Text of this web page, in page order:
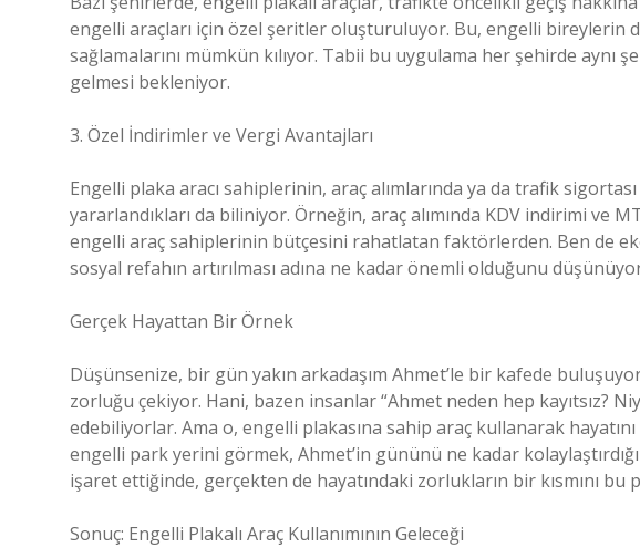
engelli araçları için özel şeritler oluşturuluyor. Bu, engelli bireylerin
sağlamalarını mümkün kılıyor. Tabii bu uygulama her şehirde aynı
gelmesi bekleniyor.
3. Özel İndirimler ve Vergi Avantajları
Engelli plaka aracı sahiplerinin, araç alımlarında ya da trafik
yararlandıkları da biliniyor. Örneğin, araç alımında KDV indirimi ve
engelli araç sahiplerinin bütçesini rahatlatan faktörlerden. Ben de
sosyal refahın artırılması adına ne kadar önemli olduğunu
Gerçek Hayattan Bir Örnek
Düşünsenize, bir gün yakın arkadaşım Ahmet’le bir kafede
zorluğu çekiyor. Hani, bazen insanlar “Ahmet neden hep kayıtsız?
edebiliyorlar. Ama o, engelli plakasına sahip araç kullanarak
engelli park yerini görmek, Ahmet’in gününü ne kadar
işaret ettiğinde, gerçekten de hayatındaki zorlukların bir kısmını bu
Sonuç: Engelli Plakalı Araç Kullanımının Geleceği